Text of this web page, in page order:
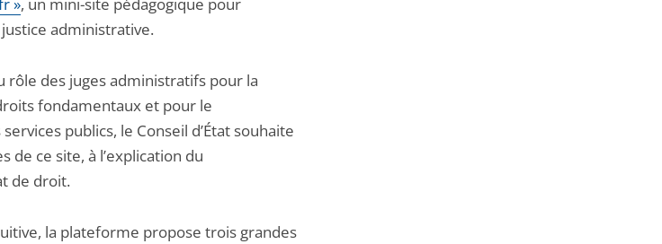
», un mini-site pédagogique pour
administrative.
rôle des juges administratifs pour la
fondamentaux et pour le
publics, le Conseil d’État souhaite
de ce site, à l’explication du
de droit.
la plateforme propose trois grandes